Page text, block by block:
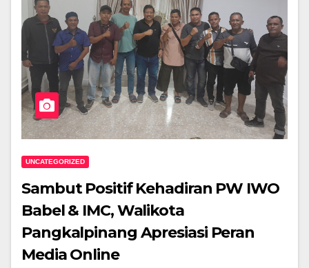
UNCATEGORIZED
Sambut Positif Kehadiran PW IWO
Babel & IMC, Walikota
Pangkalpinang Apresiasi Peran
Media Online